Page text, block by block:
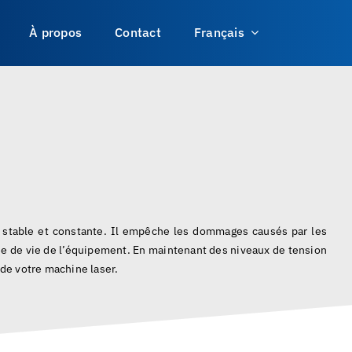
À propos Contact Français
et constante. Il empêche les dommages causés par les
vie de l’équipement. En maintenant des niveaux de tension
votre machine laser.